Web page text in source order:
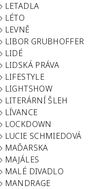
LETADLA
LÉTO
LEVNĚ
LIBOR GRUBHOFFER
LIDÉ
LIDSKÁ PRÁVA
LIFESTYLE
LIGHTSHOW
LITERÁRNÍ ŠLEH
LÍVANCE
LOCKDOWN
LUCIE SCHMIEDOVÁ
MAĎARSKA
MAJÁLES
MALÉ DIVADLO
MANDRAGE